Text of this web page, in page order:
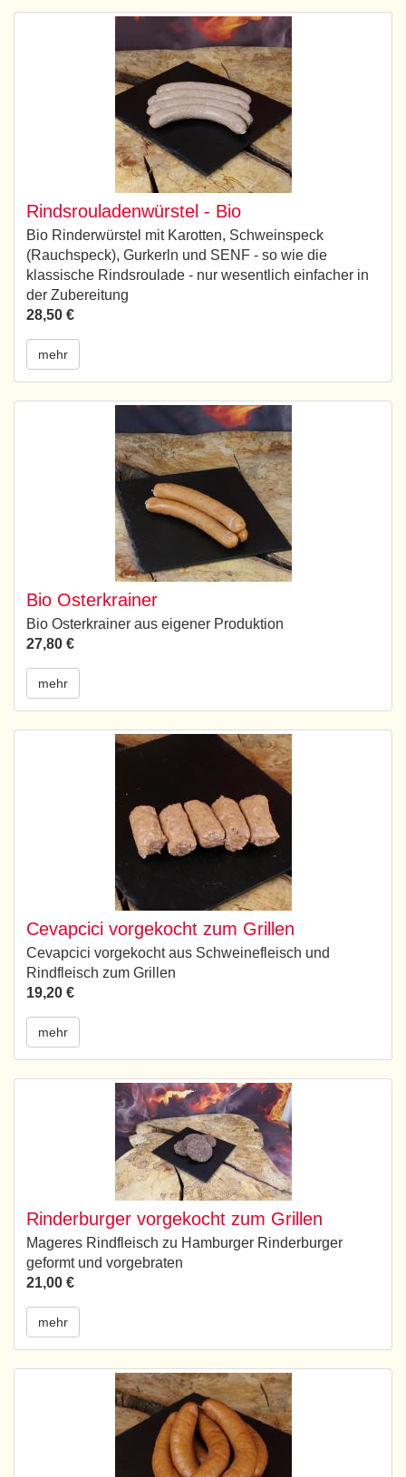
Rindsrouladenwürstel - Bio
Bio Rinderwürstel mit Karotten, Schweinspeck
(Rauchspeck), Gurkerln und SENF - so wie die
klassische Rindsroulade - nur wesentlich einfacher in
der Zubereitung
28,50 €
mehr
Bio Osterkrainer
Bio Osterkrainer aus eigener Produktion
27,80 €
mehr
Cevapcici vorgekocht zum Grillen
Cevapcici vorgekocht aus Schweinefleisch und
Rindfleisch zum Grillen
19,20 €
mehr
Rinderburger vorgekocht zum Grillen
Mageres Rindfleisch zu Hamburger Rinderburger
geformt und vorgebraten
21,00 €
mehr